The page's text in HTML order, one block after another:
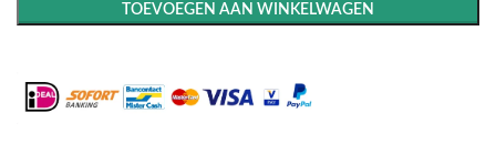
TOEVOEGEN AAN WINKELWAGEN